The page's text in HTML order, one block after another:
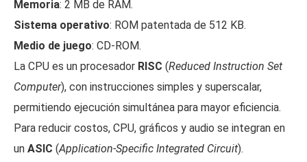
Memoria: 2 MB de RAM.
Sistema operativo: ROM patentada de 512 KB.
Medio de juego: CD-ROM.
La CPU es un procesador RISC (Reduced Instruction Set
Computer), con instrucciones simples y superscalar,
permitiendo ejecución simultánea para mayor eficiencia.
Para reducir costos, CPU, gráficos y audio se integran en
un ASIC (Application-Specific Integrated Circuit).